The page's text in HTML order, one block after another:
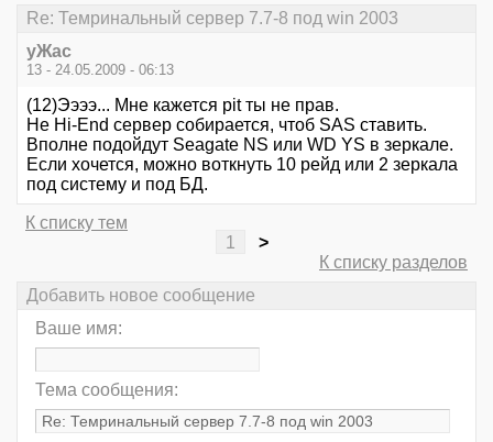
Re: Темринальный сервер 7.7-8 под win 2003
уЖас
13 - 24.05.2009 - 06:13
(12)Ээээ... Мне кажется pit ты не прав.
Не Hi-End сервер собирается, чтоб SAS ставить.
Вполне подойдут Seagate NS или WD YS в зеркале.
Если хочется, можно воткнуть 10 рейд или 2 зеркала
под систему и под БД.
К списку тем
1
>
К списку разделов
Добавить новое сообщение
Ваше имя:
Тема сообщения: